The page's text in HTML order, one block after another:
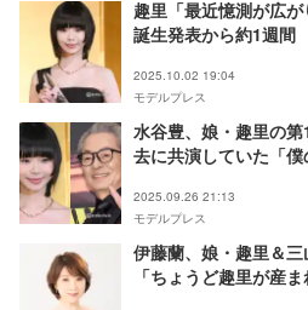
趣里「最近憶測が広
誕生発表から約1週間
2025.10.02 19:04
モデルプレス
水谷豊、娘・趣里の
去に共演していた「
2025.09.26 21:13
モデルプレス
伊藤蘭、娘・趣里＆
「ちょうど趣里が産